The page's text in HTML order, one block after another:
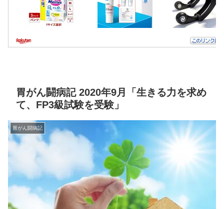
胃がん闘病記 2020年9月「生きる力を求め
て、FP3級試験を受験」
胃がん闘病記